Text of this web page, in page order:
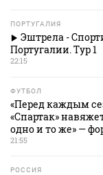
ПОРТУГАЛИЯ
Эштрела -
Португалии. Тур 1
22:15
ФУТБОЛ
«Перед каждым
«Спартак»
одно и то же» —
21:55
РОССИЯ